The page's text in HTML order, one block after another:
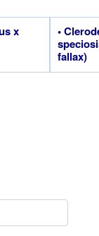
x
•
fallax)